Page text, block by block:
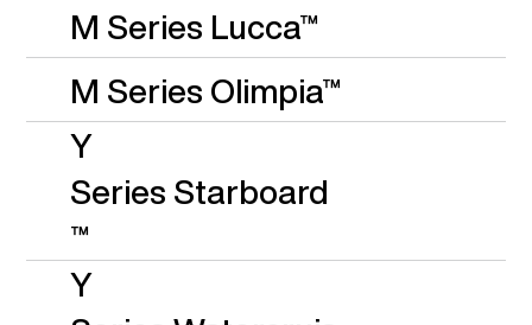
M Series Lucca™
M Series Olimpia™
Y
Series Starboard
™
Y